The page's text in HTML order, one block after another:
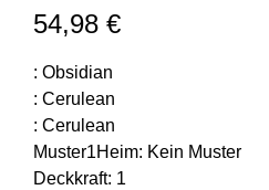
54,98 €
: Obsidian
: Cerulean
: Cerulean
Muster1Heim: Kein Muster
Deckkraft: 1